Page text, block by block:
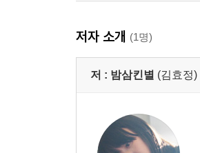
저자 소개 (1명)
저 : 밤삼킨별 (김효정)